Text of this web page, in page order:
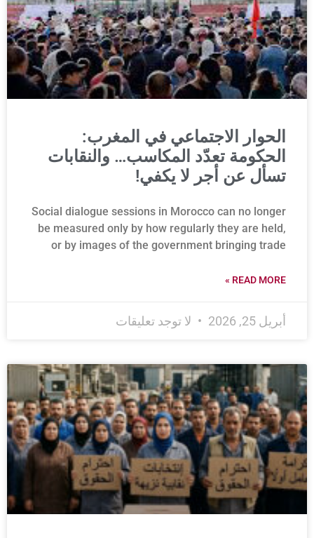
الحوار الاجتماعي في المغرب:
الحكومة تعدّد المكاسب… والنقابات
تسأل عن أجر لا يكفي!
Social dialogue sessions in Morocco can no longer
be measured only by how regularly they are held,
or by images of the government bringing trade
READ MORE »
أبريل 25, 2026 لا توجد تعليقات